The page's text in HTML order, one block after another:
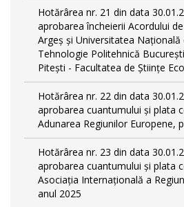
Hotărârea nr. 21 din data
aprobarea încheierii Acordului
Argeș și Universitatea Națională
Tehnologie Politehnică
Pitești - Facultatea de Științe
Hotărârea nr. 22 din data
aprobarea cuantumului și plata
Adunarea Regiunilor Europene,
Hotărârea nr. 23 din data
aprobarea cuantumului și plata
Asociația Internațională a
anul 2025